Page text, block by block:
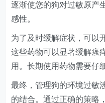
逐渐使您的狗对过敏原产
感性。
为了及时缓解症状，可以
这些药物可以显著缓解瘙
用。长期使用药物需要仔
最终，管理狗的环境过敏
的结合。通过正确的策略